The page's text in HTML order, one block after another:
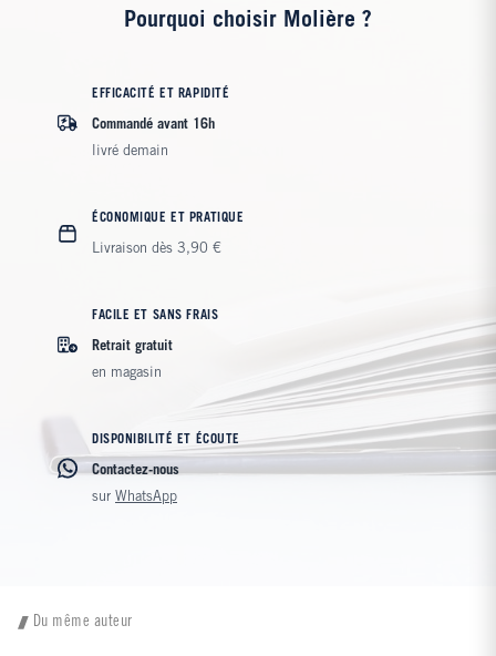
Pourquoi choisir Molière ?
EFFICACITÉ ET RAPIDITÉ
Commandé avant 16h
livré demain
ÉCONOMIQUE ET PRATIQUE
Livraison dès 3,90 €
FACILE ET SANS FRAIS
Retrait gratuit
en magasin
DISPONIBILITÉ ET ÉCOUTE
Contactez-nous
sur WhatsApp
Du même auteur